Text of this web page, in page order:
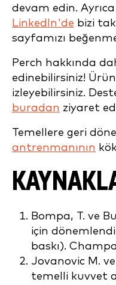
devam edin. Ayrıca
LinkedIn'de bizi
sayfamızı
Perch hakkında
edinebilirsiniz! Ürün
izleyebilirsiniz.
buradan ziyaret
Temellere geri
antrenmanının
Bompa, T. ve
için
baskı).
Jovanovic M.
temelli kuvvet